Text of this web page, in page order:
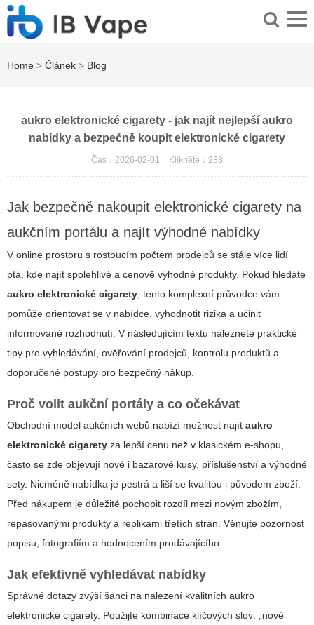
Home > Článek > Blog
aukro elektronické cigarety - jak najít nejlepší aukro
nabídky a bezpečně koupit elektronické cigarety
Čas：2026-02-01 Klikněte： 283
Jak bezpečně nakoupit elektronické cigarety na
aukčním portálu a najít výhodné nabídky
V online prostoru s rostoucím počtem prodejců se stále více lidí
ptá, kde najít spolehlivé a cenově výhodné produkty. Pokud hledáte
aukro elektronické cigarety, tento komplexní průvodce vám
pomůže orientovat se v nabídce, vyhodnotit rizika a učinit
informované rozhodnutí. V následujícím textu naleznete praktické
tipy pro vyhledávání, ověřování prodejců, kontrolu produktů a
doporučené postupy pro bezpečný nákup.
Proč volit aukční portály a co očekávat
Obchodní model aukčních webů nabízí možnost najít aukro
elektronické cigarety za lepší cenu než v klasickém e-shopu,
často se zde objevují nové i bazarové kusy, příslušenství a výhodné
sety. Nicméně nabídka je pestrá a liší se kvalitou i původem zboží.
Před nákupem je důležité pochopit rozdíl mezi novým zbožím,
repasovanými produkty a replikami třetích stran. Věnujte pozornost
popisu, fotografiím a hodnocením prodávajícího.
Jak efektivně vyhledávat nabídky
Správné dotazy zvýší šanci na nalezení kvalitních aukro
elektronické cigarety. Použijte kombinace klíčových slov: „nové